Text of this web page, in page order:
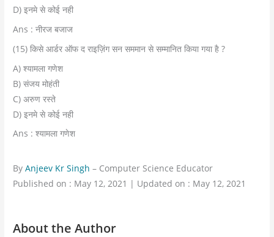
D) इनमे से कोई नही
Ans : नीरज बजाज
(15) किसे आर्डर ऑफ द राइज़िंग सन सममान से सम्मानित किया गया है ?
A) श्यामला गणेश
B) संजय मोहंती
C) अरुण रस्ते
D) इनमे से कोई नही
Ans : श्यामला गणेश
ByAnjeev Kr Singh – Computer Science Educator
Published on : May 12, 2021 | Updated on : May 12, 2021
About the Author